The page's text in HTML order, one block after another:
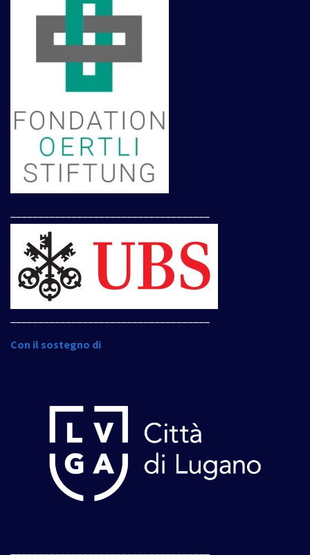
Con il sostegno di